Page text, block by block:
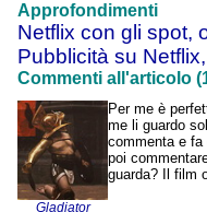
Approfondimenti
Netflix con gli spot,
Pubblicità su
Commenti all'articolo
Gladiator
Per me è
me li guardo
commenta e fa
poi
guarda? Il film